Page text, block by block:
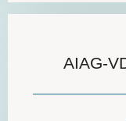
AIAG-